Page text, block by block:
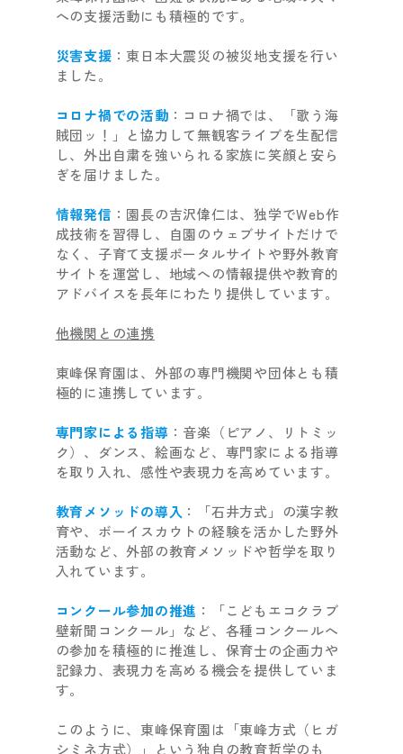
への支援活動にも積極的です。
災害支援 ：東日本大震災の被災地支援を行い
ました。
コロナ禍での活動 ：コロナ禍では、「歌う海
賊団ッ！」と協力して無観客ライブを生配信
し、外出自粛を強いられる家族に笑顔と安ら
ぎを届けました。
情報発信 ：園長の吉沢偉仁は、独学でWeb作
成技術を習得し、自園のウェブサイトだけで
なく、子育て支援ポータルサイトや野外教育
サイトを運営し、地域への情報提供や教育的
アドバイスを長年にわたり提供しています。
他機関との連携
東峰保育園は、外部の専門機関や団体とも積
極的に連携しています。
専門家による指導 ：音楽（ピアノ、リトミッ
ク）、ダンス、絵画など、専門家による指導
を取り入れ、感性や表現力を高めています。
教育メソッドの導入 ：「石井方式」の漢字教
育や、ボーイスカウトの経験を活かした野外
活動など、外部の教育メソッドや哲学を取り
入れています。
コンクール参加の推進 ：「こどもエコクラブ
壁新聞コンクール」など、各種コンクールへ
の参加を積極的に推進し、保育士の企画力や
記録力、表現力を高める機会を提供していま
す。
このように、東峰保育園は「東峰方式（ヒガ
シミネ方式）」という独自の教育哲学のも